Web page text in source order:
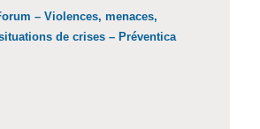
– Violences, menaces,
de crises – Préventica